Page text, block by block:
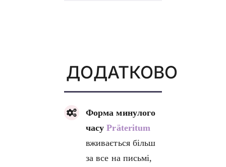
ДОДАТКОВО
Форма минулого
часуPräteritum
вживається більш
за все на письмі,